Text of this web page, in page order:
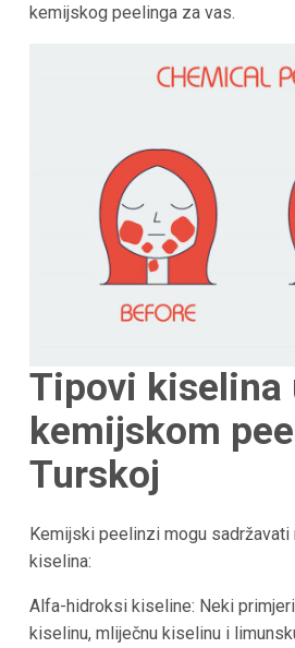
kemijskog peelinga za vas.
Tipovi kiselina
kemijskom
Turskoj
Kemijski peelinzi mogu
kiselina:
Alfa-hidroksi kiseline: Neki
kiselinu, mliječnu kiselinu i